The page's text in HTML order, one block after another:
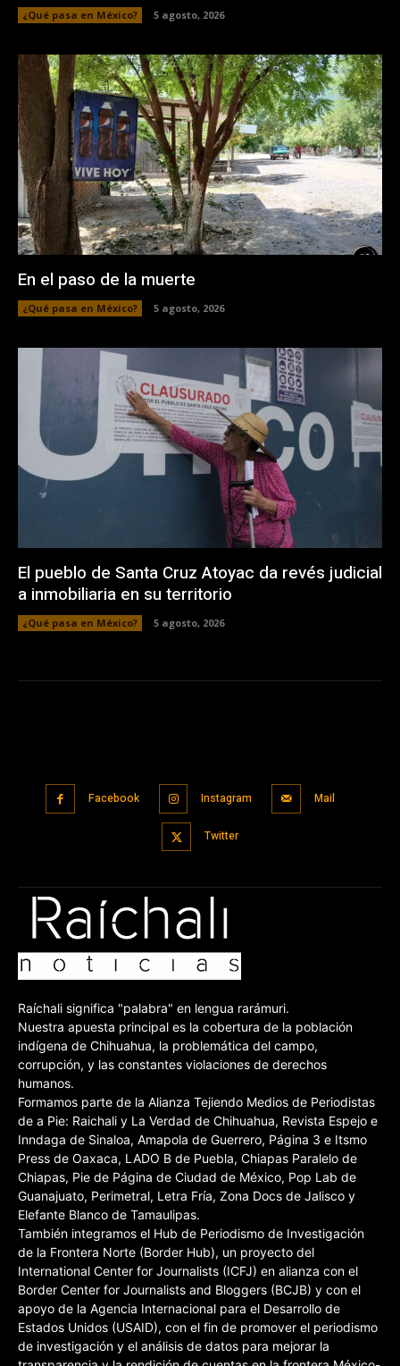
¿Qué pasa en México? 5 agosto, 2026
En el paso de la muerte
¿Qué pasa en México? 5 agosto, 2026
El pueblo de Santa Cruz Atoyac da revés judicial
a inmobiliaria en su territorio
¿Qué pasa en México? 5 agosto, 2026
Facebook Instagram Mail
Twitter
Raíchali significa "palabra" en lengua rarámuri.
Nuestra apuesta principal es la cobertura de la población
indígena de Chihuahua, la problemática del campo,
corrupción, y las constantes violaciones de derechos
humanos.
Formamos parte de la Alianza Tejiendo Medios de Periodistas
de a Pie: Raichali y La Verdad de Chihuahua, Revista Espejo e
Inndaga de Sinaloa, Amapola de Guerrero, Página 3 e Itsmo
Press de Oaxaca, LADO B de Puebla, Chiapas Paralelo de
Chiapas, Pie de Página de Ciudad de México, Pop Lab de
Guanajuato, Perimetral, Letra Fría, Zona Docs de Jalisco y
Elefante Blanco de Tamaulipas.
También integramos el Hub de Periodismo de Investigación
de la Frontera Norte (Border Hub), un proyecto del
International Center for Journalists (ICFJ) en alianza con el
Border Center for Journalists and Bloggers (BCJB) y con el
apoyo de la Agencia Internacional para el Desarrollo de
Estados Unidos (USAID), con el fin de promover el periodismo
de investigación y el análisis de datos para mejorar la